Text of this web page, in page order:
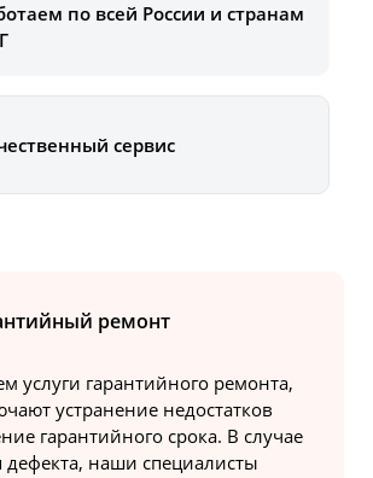
по всей России и странам
сервис
ремонт
услуги гарантийного ремонта,
устранение недостатков
гарантийного срока. В случае
наши специалисты